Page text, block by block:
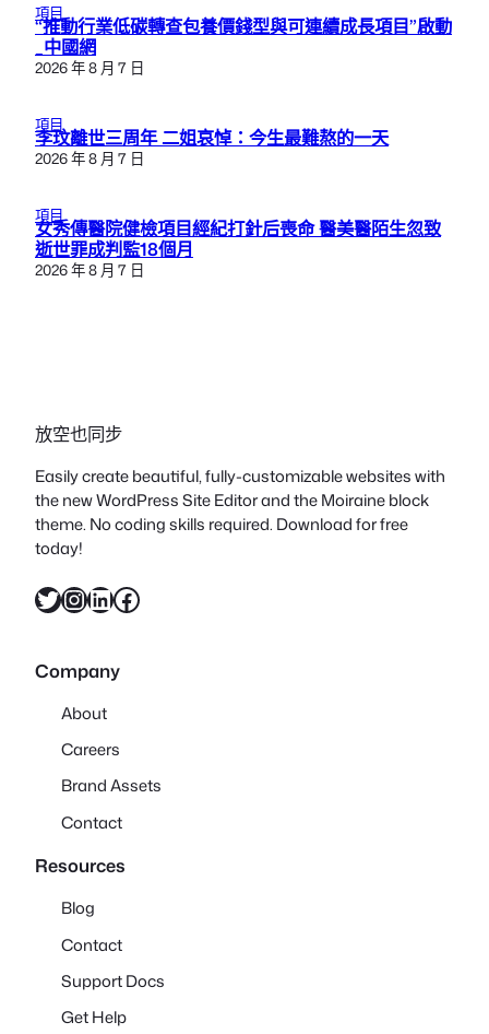
項目
“推動行業低碳轉查包養價錢型與可連續成長項目”啟動
_中國網
2026 年 8 月 7 日
項目
李玟離世三周年 二姐哀悼：今生最難熬的一天
2026 年 8 月 7 日
項目
女秀傳醫院健檢項目經紀打針后喪命 醫美醫陌生忽致
逝世罪成判監18個月
2026 年 8 月 7 日
放空也同步
Easily create beautiful, fully-customizable websites with
the new WordPress Site Editor and the Moiraine block
theme. No coding skills required. Download for free
today!
X InstagramLinkedIn Facebook
Company
About
Careers
Brand Assets
Contact
Resources
Blog
Contact
Support Docs
Get Help